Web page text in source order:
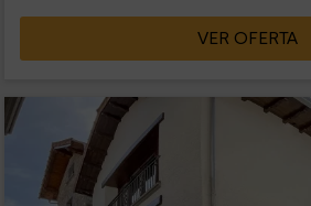
VER OFERTA